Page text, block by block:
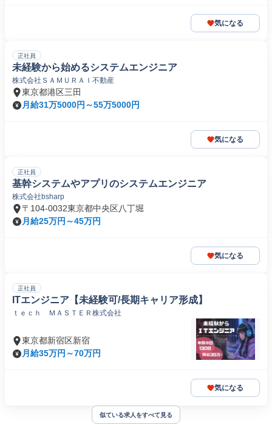
気になる
正社員
未経験から始めるシステムエンジニア
株式会社ＳＡＭＵＲＡＩ不動産
東京都港区三田
月給31万5000円～55万5000円
気になる
正社員
基幹システムやアプリのシステムエンジニア
株式会社bsharp
〒104-0032東京都中央区八丁堀
月給25万円～45万円
気になる
正社員
ITエンジニア【未経験可/長期キャリア形成】
ｔｅｃｈ ＭＡＳＴＥＲ株式会社
東京都新宿区新宿
月給35万円～70万円
気になる
似ている求人をすべて見る